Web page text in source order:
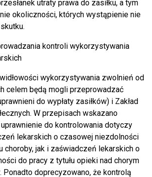
utraty prawa do zasiłku, a tym
okoliczności, których wystąpienie nie
kontroli wykorzystywania
wykorzystywania zwolnień od
celem będą mogli przeprowadzać
do wypłaty zasiłków) i Zakład
W przepisach wskazano
do kontrolowania dotyczy
lekarskich o czasowej niezdolności
choroby, jak i zaświadczeń lekarskich o
do pracy z tytułu opieki nad chorym
Ponadto doprecyzowano, że kontrolą